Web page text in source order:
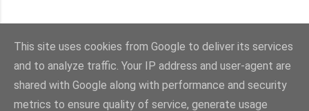
Obsługiwane przez usługę Blogger
Autor obrazów motywu:Mae Burke
This site uses cookies from Google to deliver its services
and to analyze traffic. Your IP address and user-agent are
shared with Google along with performance and security
metrics to ensure quality of service, generate usage